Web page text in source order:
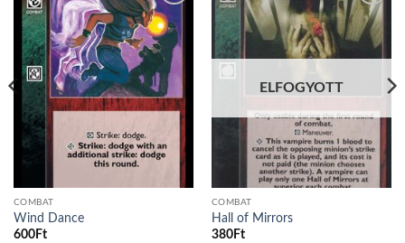
Add to
wishlist
COMBAT
Wind Dance
600Ft
Add to
wishlist
ELFOGYOTT
COMBAT
Hall of Mirrors
380Ft